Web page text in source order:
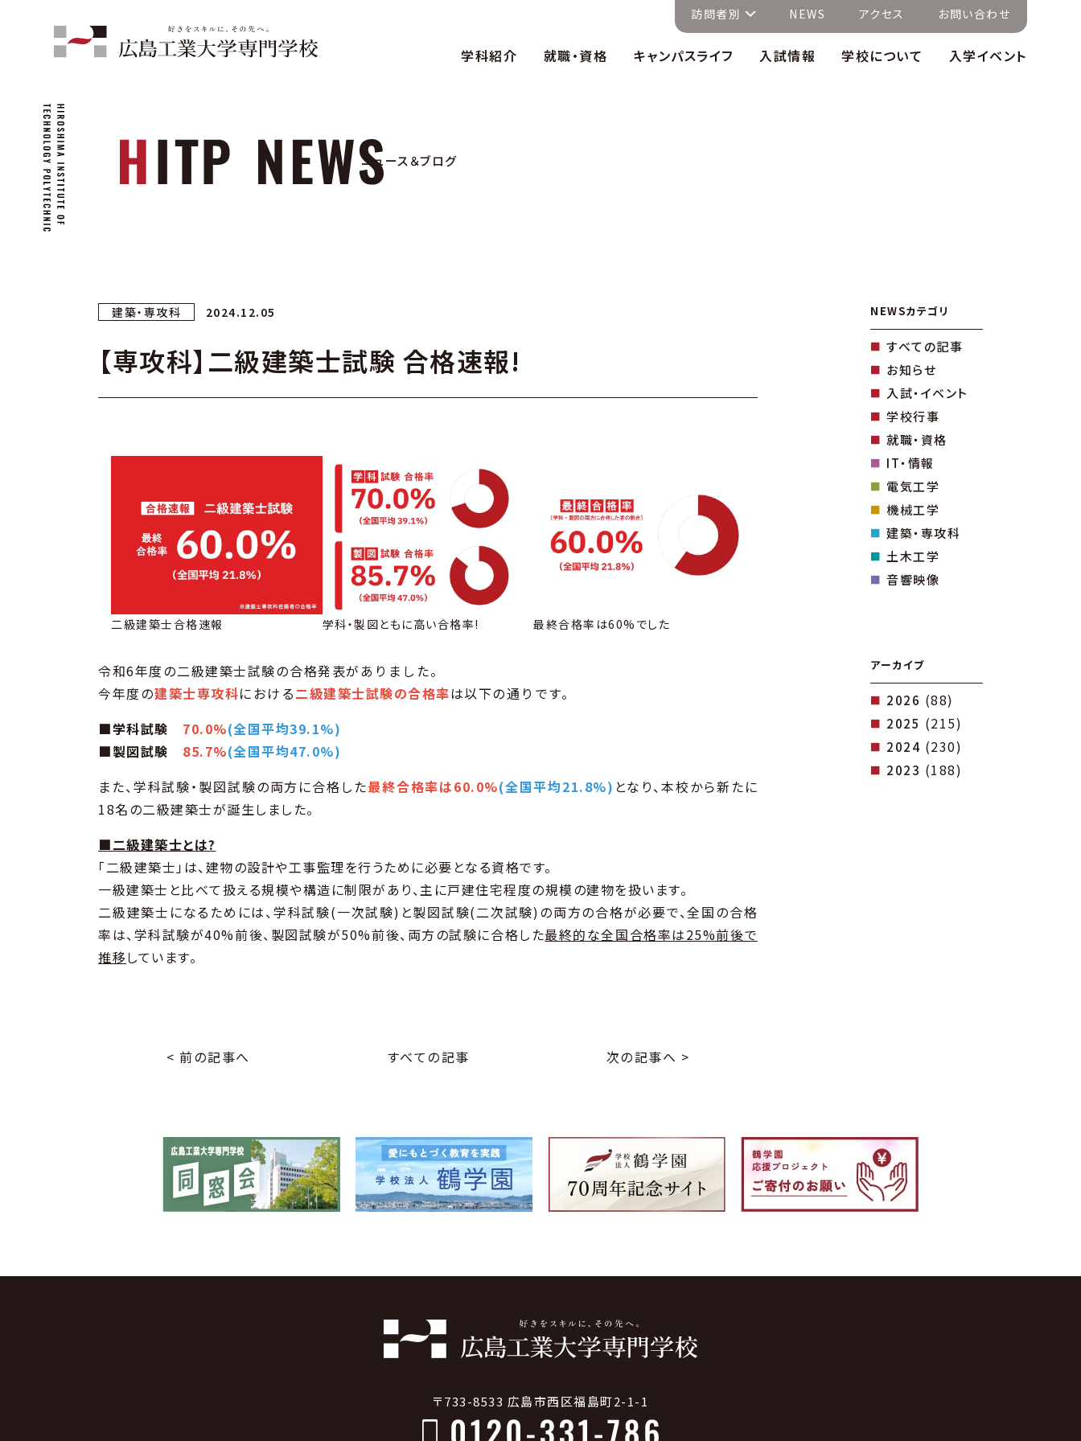
訪問者別 NEWS アクセス お問い合わせ
学科紹介 就職・資格 キャンパスライフ 入試情報 学校について 入学イベント
ニュース＆ブログ
建築・専攻科 2024.12.05
【専攻科】二級建築士試験 合格速報!
二級建築士合格速報 学科・製図ともに高い合格率! 最終合格率は60%でした
令和6年度の二級建築士試験の合格発表がありました。
今年度の建築士専攻科における二級建築士試験の合格率は以下の通りです。
■学科試験 70.0%(全国平均39.1%)
■製図試験 85.7%(全国平均47.0%)
また、学科試験・製図試験の両方に合格した最終合格率は60.0%(全国平均21.8%) となり、本校から新たに
18名の二級建築士が誕生しました。
■二級建築士とは?
「二級建築士」は、建物の設計や工事監理を行うために必要となる資格です。
一級建築士と比べて扱える規模や構造に制限があり、主に戸建住宅程度の規模の建物を扱います。
二級建築士になるためには、学科試験(一次試験)と製図試験(二次試験)の両方の合格が必要で、全国の合格
率は、学科試験が40%前後、製図試験が50%前後、両方の試験に合格した最終的な全国合格率は25%前後で
推移しています。
< 前の記事へ すべての記事 次の記事へ >
NEWSカテゴリ
すべての記事
お知らせ
入試・イベント
学校行事
就職・資格
IT・情報
電気工学
機械工学
建築・専攻科
土木工学
音響映像
アーカイブ
2026 (88)
2025 (215)
2024 (230)
2023 (188)
〒733-8533 広島市西区福島町2-1-1